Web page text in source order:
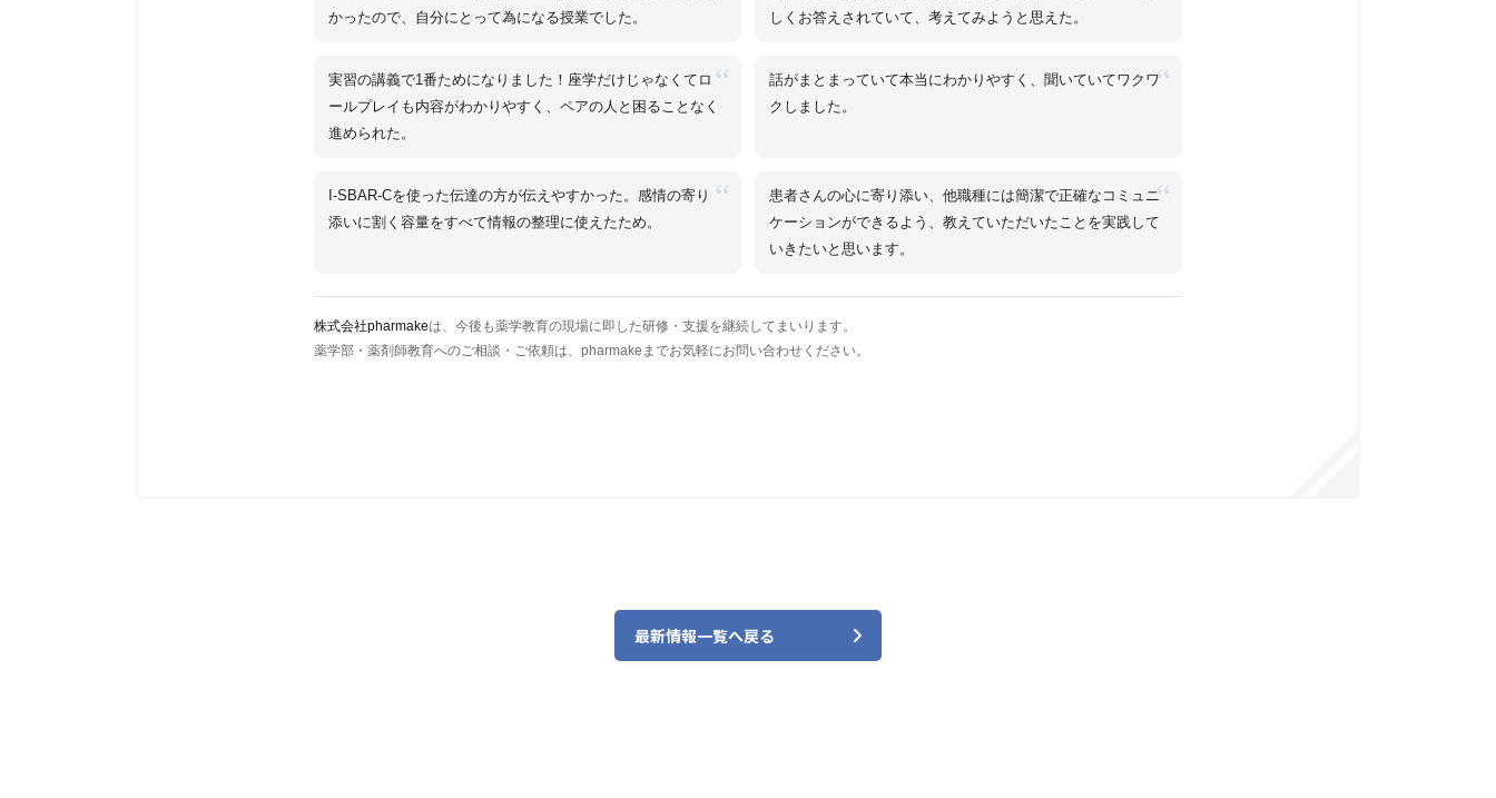
かったので、自分にとって為になる授業でした。
しくお答えされていて、考えてみようと思えた。
“
実習の講義で1番ためになりました！座学だけじゃなくてロ
ールプレイも内容がわかりやすく、ペアの人と困ることなく
進められた。
“
話がまとまっていて本当にわかりやすく、聞いていてワクワ
クしました。
“
I-SBAR-Cを使った伝達の方が伝えやすかった。感情の寄り
添いに割く容量をすべて情報の整理に使えたため。
“
患者さんの心に寄り添い、他職種には簡潔で正確なコミュニ
ケーションができるよう、教えていただいたことを実践して
いきたいと思います。
株式会社pharmakeは、今後も薬学教育の現場に即した研修・支援を継続してまいります。
薬学部・薬剤師教育へのご相談・ご依頼は、pharmakeまでお気軽にお問い合わせください。
最新情報一覧へ戻る